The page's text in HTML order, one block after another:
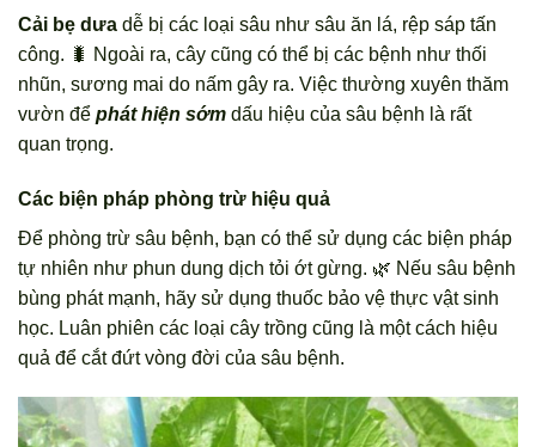
Cải bẹ dưa dễ bị các loại sâu như sâu ăn lá, rệp sáp tấn
công. 🐛 Ngoài ra, cây cũng có thể bị các bệnh như thối
nhũn, sương mai do nấm gây ra. Việc thường xuyên thăm
vườn để phát hiện sớm dấu hiệu của sâu bệnh là rất
quan trọng.
Các biện pháp phòng trừ hiệu quả
Để phòng trừ sâu bệnh, bạn có thể sử dụng các biện pháp
tự nhiên như phun dung dịch tỏi ớt gừng. 🌿 Nếu sâu bệnh
bùng phát mạnh, hãy sử dụng thuốc bảo vệ thực vật sinh
học. Luân phiên các loại cây trồng cũng là một cách hiệu
quả để cắt đứt vòng đời của sâu bệnh.